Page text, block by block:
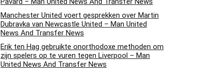
Manchester United voert gesprekken over Martin
Dubravka van Newcastle United – Man United
News And Transfer News
Erik ten Hag gebruikte onorthodoxe methoden om
zijn spelers op te vuren tegen Liverpool – Man
United News And Transfer News